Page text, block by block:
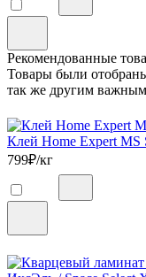
Рекомендованные
Товары были
так же другим
Клей Home Expert MS
799₽/кг